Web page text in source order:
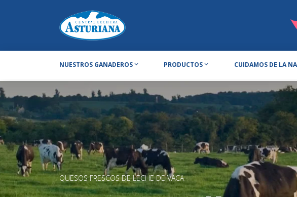
NUESTROS GANADEROS PRODUCTOS CUIDAMOS DE LA
QUESOS FRESCOS DE LECHE DE VACA